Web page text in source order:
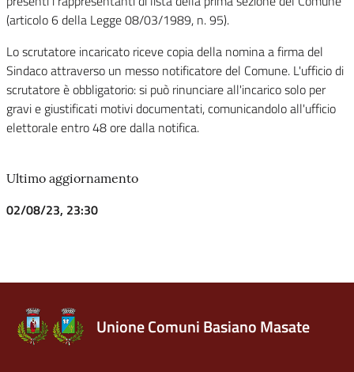
(articolo 6 della Legge 08/03/1989, n. 95).
Lo scrutatore incaricato riceve copia della nomina a firma del
Sindaco attraverso un messo notificatore del Comune. L'ufficio di
scrutatore è obbligatorio: si può rinunciare all'incarico solo per
gravi e giustificati motivi documentati, comunicandolo all'ufficio
elettorale entro 48 ore dalla notifica.
Ultimo aggiornamento
02/08/23, 23:30
Unione Comuni Basiano Masate